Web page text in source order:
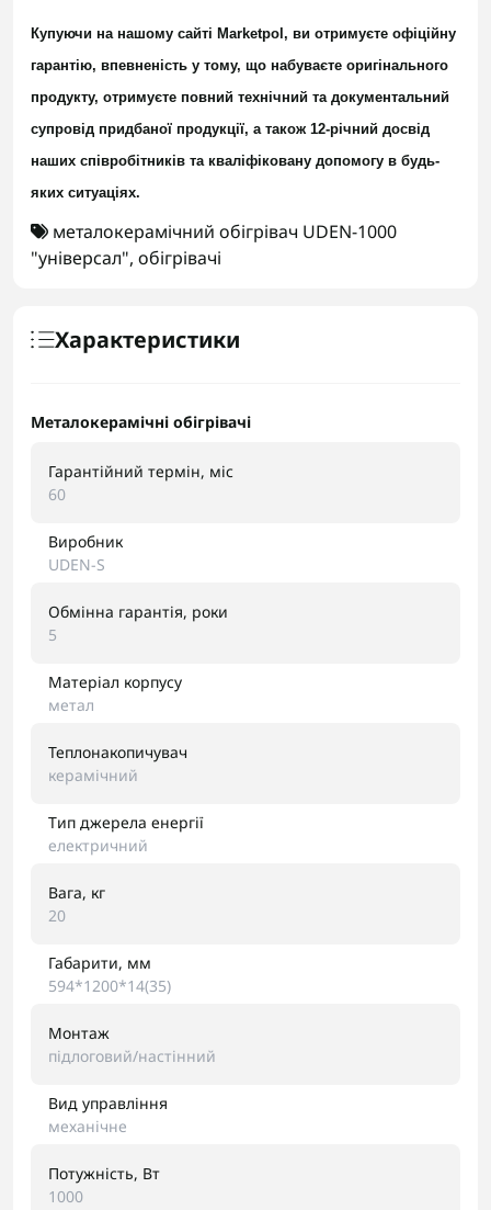
Купуючи на нашому сайті Marketpol, ви отримуєте офіційну
гарантію, впевненість у тому, що набуваєте оригінального
продукту, отримуєте повний технічний та документальний
супровід придбаної продукції, а також 12-річний досвід
наших співробітників та кваліфіковану допомогу в будь-
яких ситуаціях.
металокерамічний обігрівач UDEN-1000
"універсал", обігрівачі
Характеристики
Металокерамічні обігрівачі
Гарантійний термін, міс
60
Виробник
UDEN-S
Обмінна гарантія, роки
5
Матеріал корпусу
метал
Теплонакопичувач
керамічний
Тип джерела енергії
електричний
Вага, кг
20
Габарити, мм
594*1200*14(35)
Монтаж
підлоговий/настінний
Вид управління
механічне
Потужність, Вт
1000